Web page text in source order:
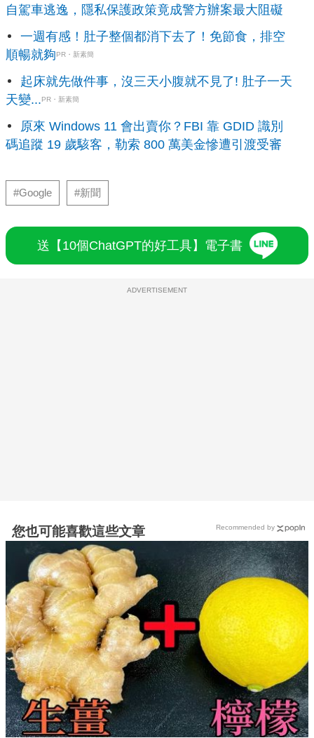
自駕車逃逸，隱私保護政策竟成警方辦案最大阻礙
一週有感！肚子整個都消下去了！免節食，排空
順暢就夠 PR・新素簡
起床就先做件事，沒三天小腹就不見了! 肚子一天
天變... PR・新素簡
原來 Windows 11 會出賣你？FBI 靠 GDID 識別
碼追蹤 19 歲駭客，勒索 800 萬美金慘遭引渡受審
#Google #新聞
送【10個ChatGPT的好工具】電子書
ADVERTISEMENT
您也可能喜歡這些文章 Recommended by